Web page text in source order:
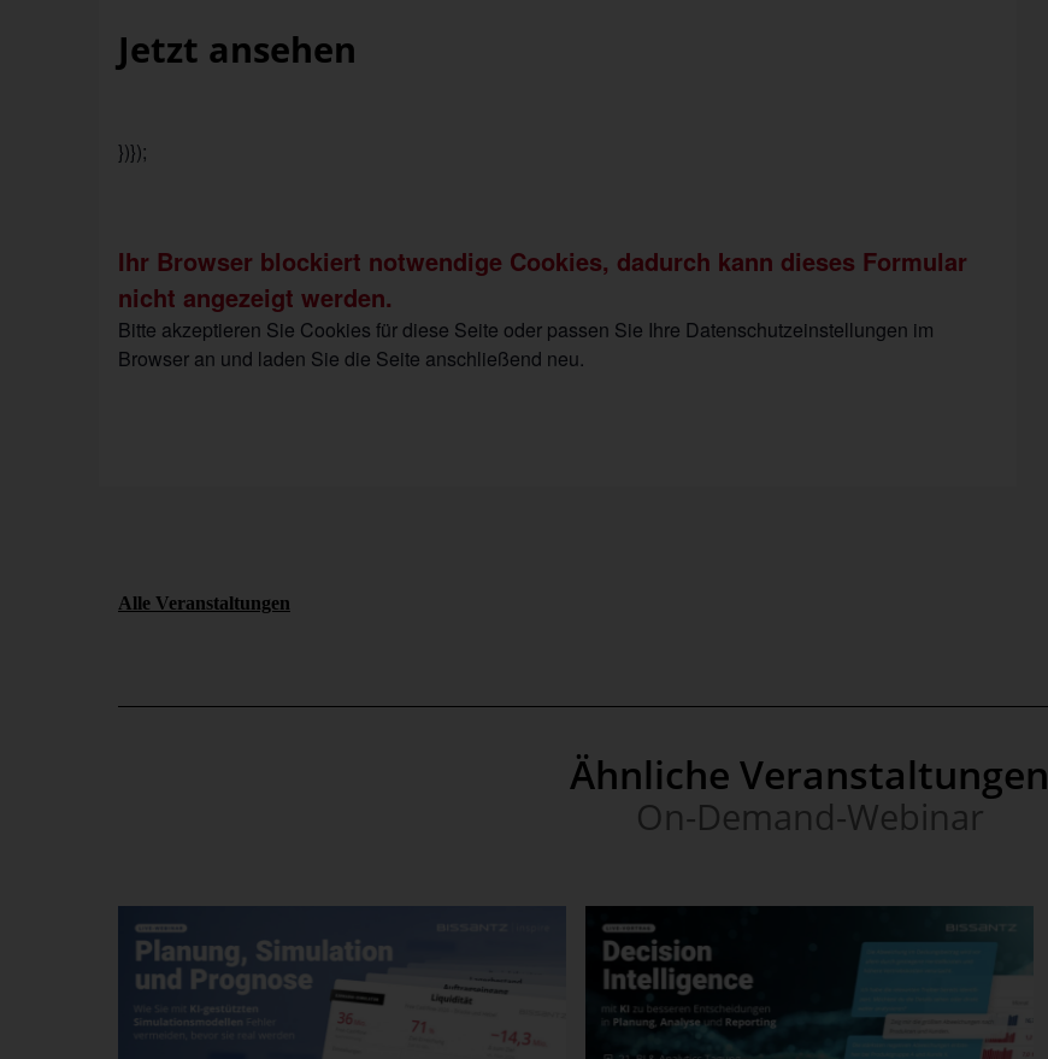
Jetzt ansehen
})});
Ihr Browser blockiert notwendige Cookies, dadurch kann dieses Formular
nicht angezeigt werden.
Bitte akzeptieren Sie Cookies für diese Seite oder passen Sie Ihre Datenschutzeinstellungen im
Browser an und laden Sie die Seite anschließend neu.
Alle Veranstaltungen
Ähnliche Veranstaltungen
On-Demand-Webinar